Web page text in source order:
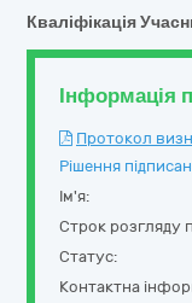
Кваліфікація
Інформація
Протокол
Рішення
Ім'я:
Строк розгляду
Статус:
Контактна